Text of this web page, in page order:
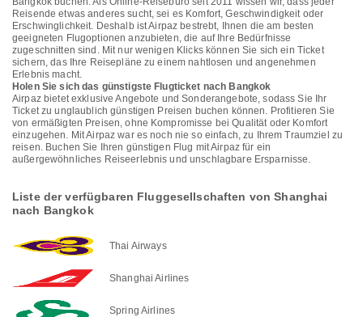
Reisende etwas anderes sucht, sei es Komfort, Geschwindigkeit oder
Erschwinglichkeit. Deshalb ist Airpaz bestrebt, Ihnen die am besten
geeigneten Flugoptionen anzubieten, die auf Ihre Bedürfnisse
zugeschnitten sind. Mit nur wenigen Klicks können Sie sich ein Ticket
sichern, das Ihre Reisepläne zu einem nahtlosen und angenehmen
Erlebnis macht.
Holen Sie sich das günstigste Flugticket nach Bangkok
Airpaz bietet exklusive Angebote und Sonderangebote, sodass Sie Ihr
Ticket zu unglaublich günstigen Preisen buchen können. Profitieren Sie
von ermäßigten Preisen, ohne Kompromisse bei Qualität oder Komfort
einzugehen. Mit Airpaz war es noch nie so einfach, zu Ihrem Traumziel zu
reisen. Buchen Sie Ihren günstigen Flug mit Airpaz für ein
außergewöhnliches Reiseerlebnis und unschlagbare Ersparnisse.
Liste der verfügbaren Fluggesellschaften von Shanghai
nach Bangkok
Thai Airways
Shanghai Airlines
Spring Airlines